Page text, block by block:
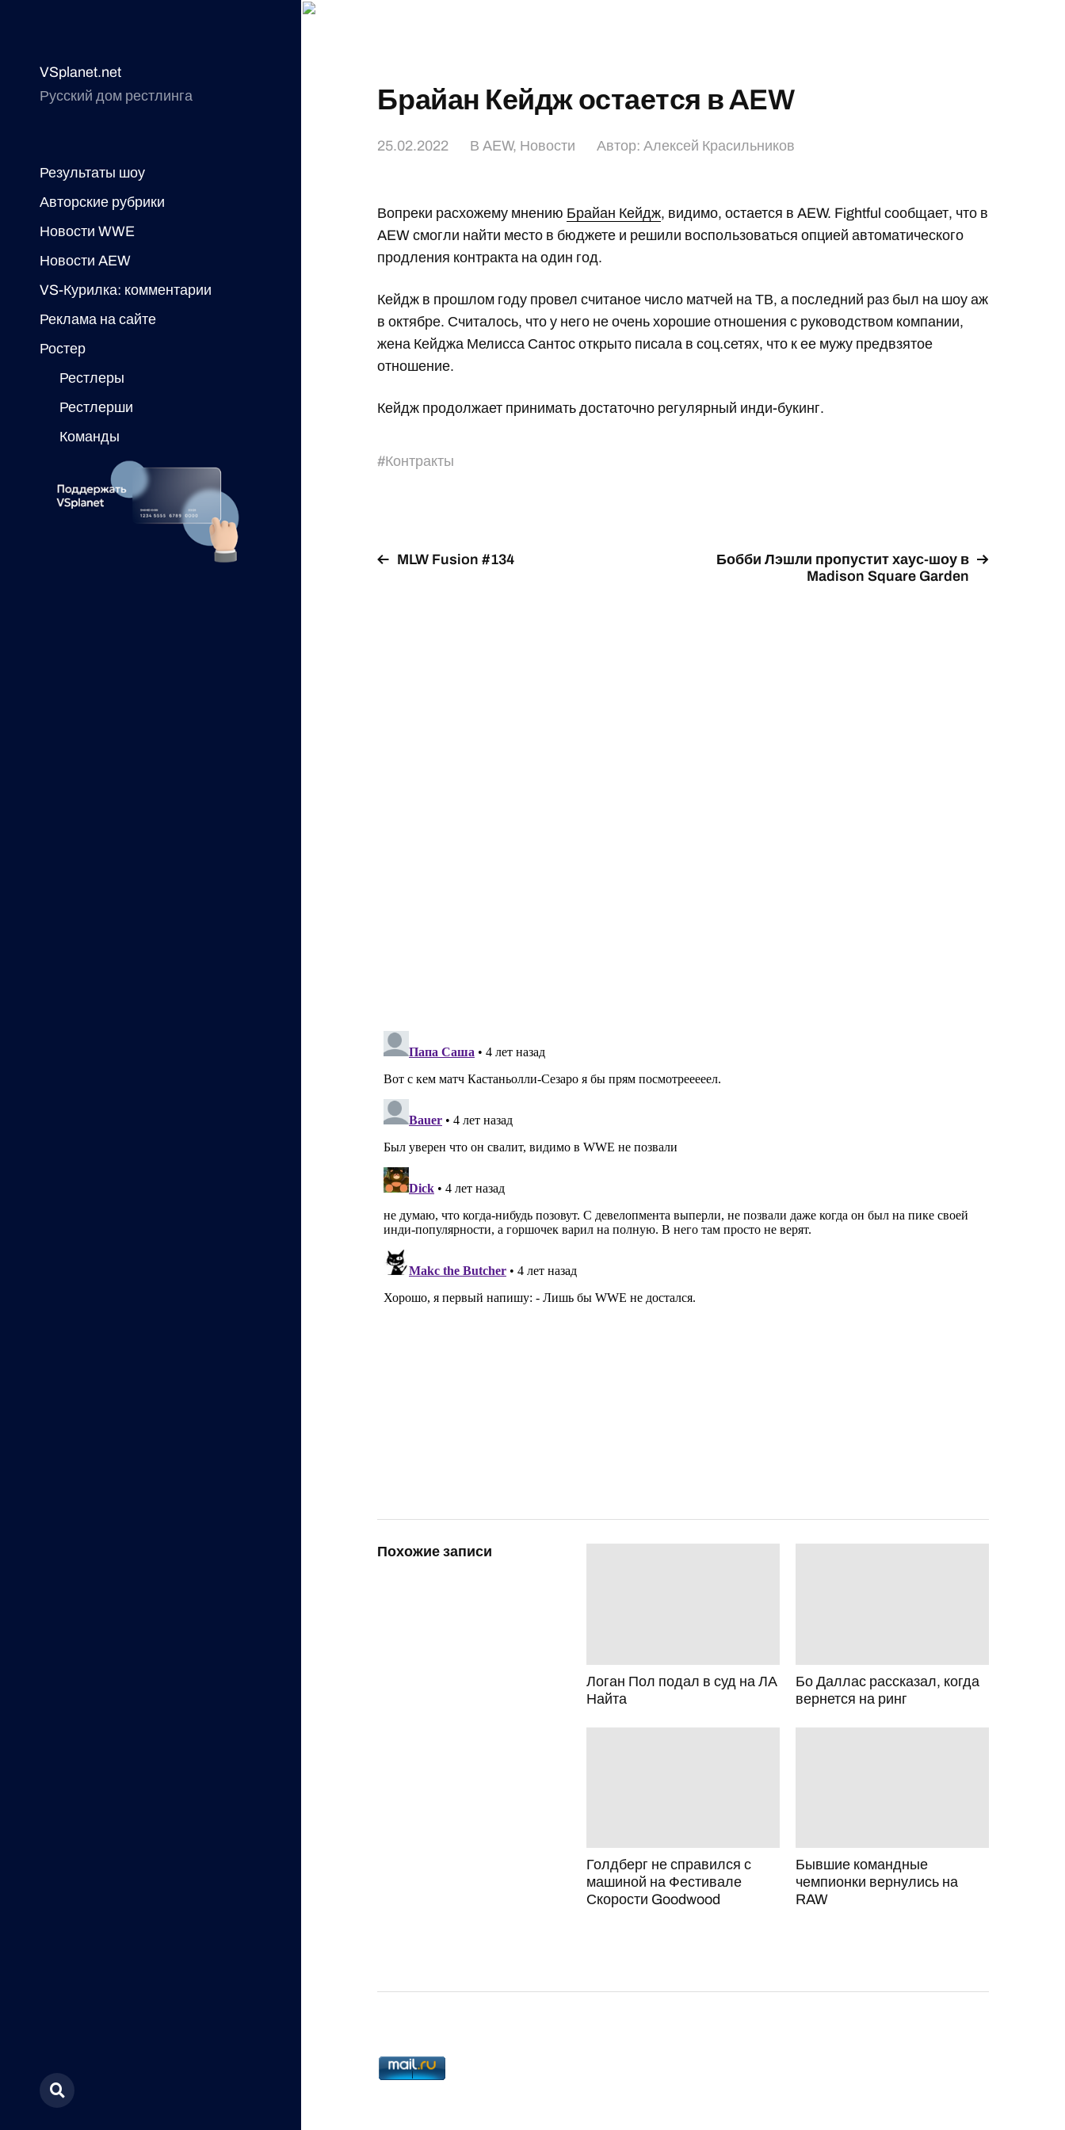
VSplanet.net
Русский дом рестлинга
Результаты шоу
Авторские рубрики
Новости WWE
Новости AEW
VS-Курилка: комментарии
Реклама на сайте
Ростер
Рестлеры
Рестлерши
Команды
Брайан Кейдж остается в AEW
25.02.2022 ВAEW, Новости Автор:Алексей Красильников
Вопреки расхожему мнению Брайан Кейдж, видимо, остается в AEW. Fightful сообщает, что в
AEW смогли найти место в бюджете и решили воспользоваться опцией автоматического
продления контракта на один год.
Кейдж в прошлом году провел считаное число матчей на ТВ, а последний раз был на шоу аж
в октябре. Считалось, что у него не очень хорошие отношения с руководством компании,
жена Кейджа Мелисса Сантос открыто писала в соц.сетях, что к ее мужу предвзятое
отношение.
Кейдж продолжает принимать достаточно регулярный инди-букинг.
#Контракты
MLW Fusion #134
Бобби Лэшли пропустит хаус-шоу в
Madison Square Garden
Похожие записи
Логан Пол подал в суд на ЛА
Найта
Бо Даллас рассказал, когда
вернется на ринг
Голдберг не справился с
машиной на Фестивале
Скорости Goodwood
Бывшие командные
чемпионки вернулись на
RAW